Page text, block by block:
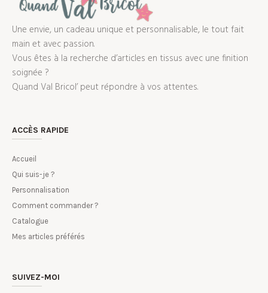
Une envie, un cadeau unique et personnalisable, le tout fait
main et avec passion.
Vous êtes à la recherche d’articles en tissus avec une finition
soignée ?
Quand Val Bricol’ peut répondre à vos attentes.
ACCÈS RAPIDE
Accueil
Qui suis-je ?
Personnalisation
Comment commander ?
Catalogue
Mes articles préférés
SUIVEZ-MOI